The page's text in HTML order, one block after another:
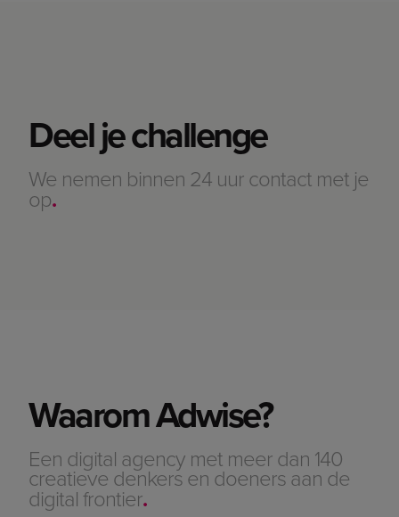
Deel je challenge
We nemen binnen 24 uur contact met je
op.
Waarom Adwise?
Een digital agency met meer dan 140
creatieve denkers en doeners aan de
digital frontier.